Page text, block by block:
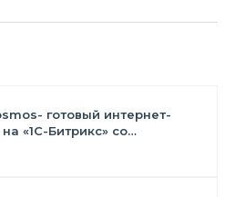
готовый интернет-
«1С-Битрикс» со